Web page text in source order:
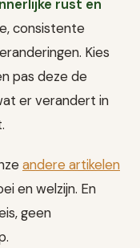
rust en
consistente
Kies
pas deze de
er verandert in
andere artikelen
en welzijn. En
geen